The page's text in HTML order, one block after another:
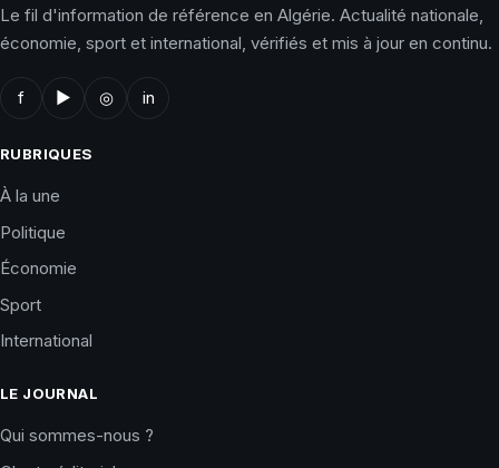
Le fil d'information de référence en Algérie. Actualité nationale,
économie, sport et international, vérifiés et mis à jour en continu.
f ▶ ◎ in
RUBRIQUES
À la une
Politique
Économie
Sport
International
LE JOURNAL
Qui sommes-nous ?